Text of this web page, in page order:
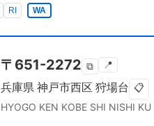
RI WA
〒 651-2272 ⧉ 📍
兵庫県 神戸市西区 狩場台 📋
HYOGO KEN KOBE SHI NISHI KU